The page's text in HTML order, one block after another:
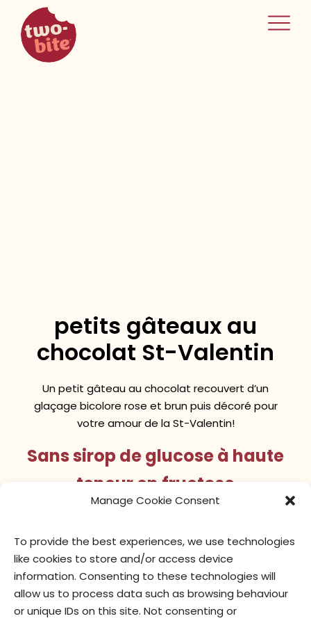
Manage Cookie Consent
To provide the best experiences, we use technologies
like cookies to store and/or access device
information. Consenting to these technologies will
allow us to process data such as browsing behaviour
or unique IDs on this site. Not consenting or
two-bite
home
petits gâteaux au
chocolat St-Valentin
Un petit gâteau au chocolat recouvert d’un
glaçage bicolore rose et brun puis décoré pour
votre amour de la St-Valentin!
Sans sirop de glucose à haute
teneur en fructose
valeur nutritive ingrédients